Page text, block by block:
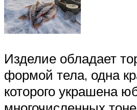
Изделие обладает
формой тела, одна
которого украшена